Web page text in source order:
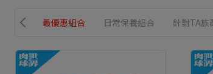
最優惠組合 日常保養組合 針對TA族